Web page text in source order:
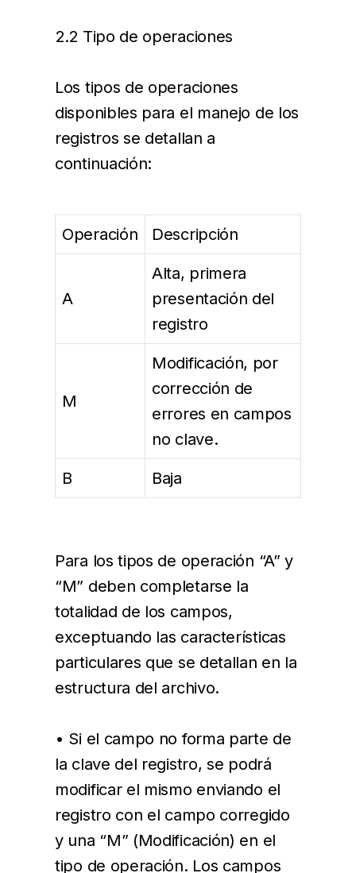
2.2 Tipo de operaciones
Los tipos de operaciones
disponibles para el manejo de los
registros se detallan a
continuación:
Operación Descripción
A
Alta, primera
presentación del
registro
M
Modificación, por
corrección de
errores en campos
no clave.
B
Baja
Para los tipos de operación “A” y
“M” deben completarse la
totalidad de los campos,
exceptuando las características
particulares que se detallan en la
estructura del archivo.
• Si el campo no forma parte de
la clave del registro, se podrá
modificar el mismo enviando el
registro con el campo corregido
y una “M” (Modificación) en el
tipo de operación. Los campos